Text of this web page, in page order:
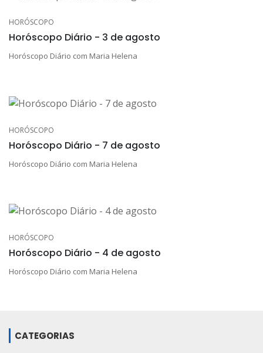
HORÓSCOPO
Horóscopo Diário - 3 de agosto
Horóscopo Diário com Maria Helena
HORÓSCOPO
Horóscopo Diário - 7 de agosto
Horóscopo Diário com Maria Helena
HORÓSCOPO
Horóscopo Diário - 4 de agosto
Horóscopo Diário com Maria Helena
CATEGORIAS